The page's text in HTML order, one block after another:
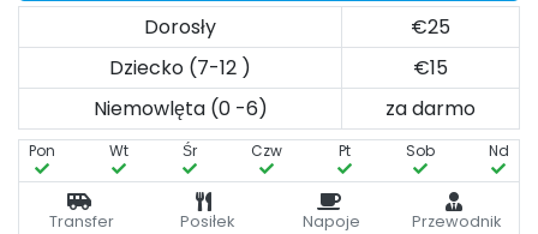
Dorosły
€25
Dziecko (7-12 )
€15
Niemowlęta (0 -6)
za darmo
Pon Wt Śr Czw Pt Sob Nd
Transfer Posiłek Napoje Przewodnik